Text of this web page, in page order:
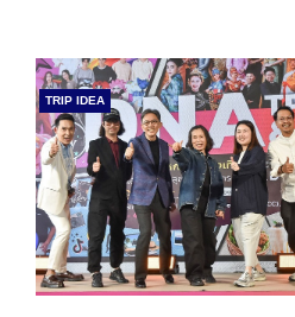
TRIP IDEA